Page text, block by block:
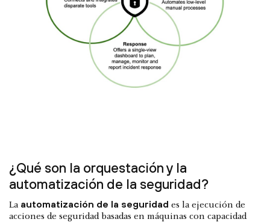
¿Qué son la orquestación y la
automatización de la seguridad?
La automatización de la seguridad es la ejecución de
acciones de seguridad basadas en máquinas con capacidad